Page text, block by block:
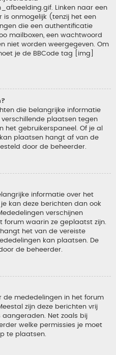
Linken naar een
onmogelijk (tenzij het een
die een authentificatie
mailboxen, een wachtwoord
niet worden weergegeven. Om
je de BBCode tag [img]
die belangrijke informatie
plaatsen tegen
het gebruikerspaneel. Of je al
plaatsen hangt af van de
door de beheerder.
informatie over het
kan deze berichten dan ook
verschijnen
forum waarin ze geplaatst zijn.
het van de vereiste
kan plaatsen. De
de beheerder.
de mededelingen in het forum
zijn deze berichten vrij
aangeraden. Net zoals bij
welke permissies je moet
te plaatsen.